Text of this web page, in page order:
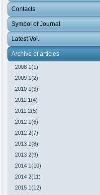
Contacts
Symbol of Journal
Latest Vol.
Archive of articles
2008 1(1)
2009 1(2)
2010 1(3)
2011 1(4)
2011 2(5)
2012 1(6)
2012 2(7)
2013 1(8)
2013 2(9)
2014 1(10)
2014 2(11)
2015 1(12)